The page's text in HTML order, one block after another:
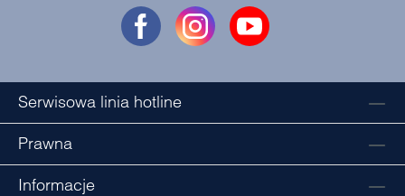
Serwisowa linia hotline
Prawna
Informacje